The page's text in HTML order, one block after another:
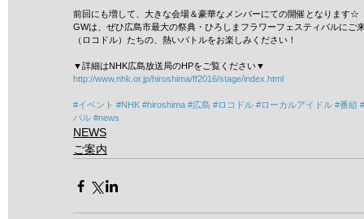
前回にも増して、大きな会場＆豪華なメンバーにての開催となります☆
GWは、ぜひ広島市最大の祭典・ひろしまフラワーフェスティバルにご
（ロコドル）たちの、熱いバトルをお楽しみください！
▼詳細はNHK広島放送局のHPをご覧ください▼
http://www.nhk.or.jp/hiroshima/ff2016/stage/index.html
#イベント #NHK #hiroshima #広島 #ロコドル #ローカルアイドル #番組
バル #news
NEWS
ご案内